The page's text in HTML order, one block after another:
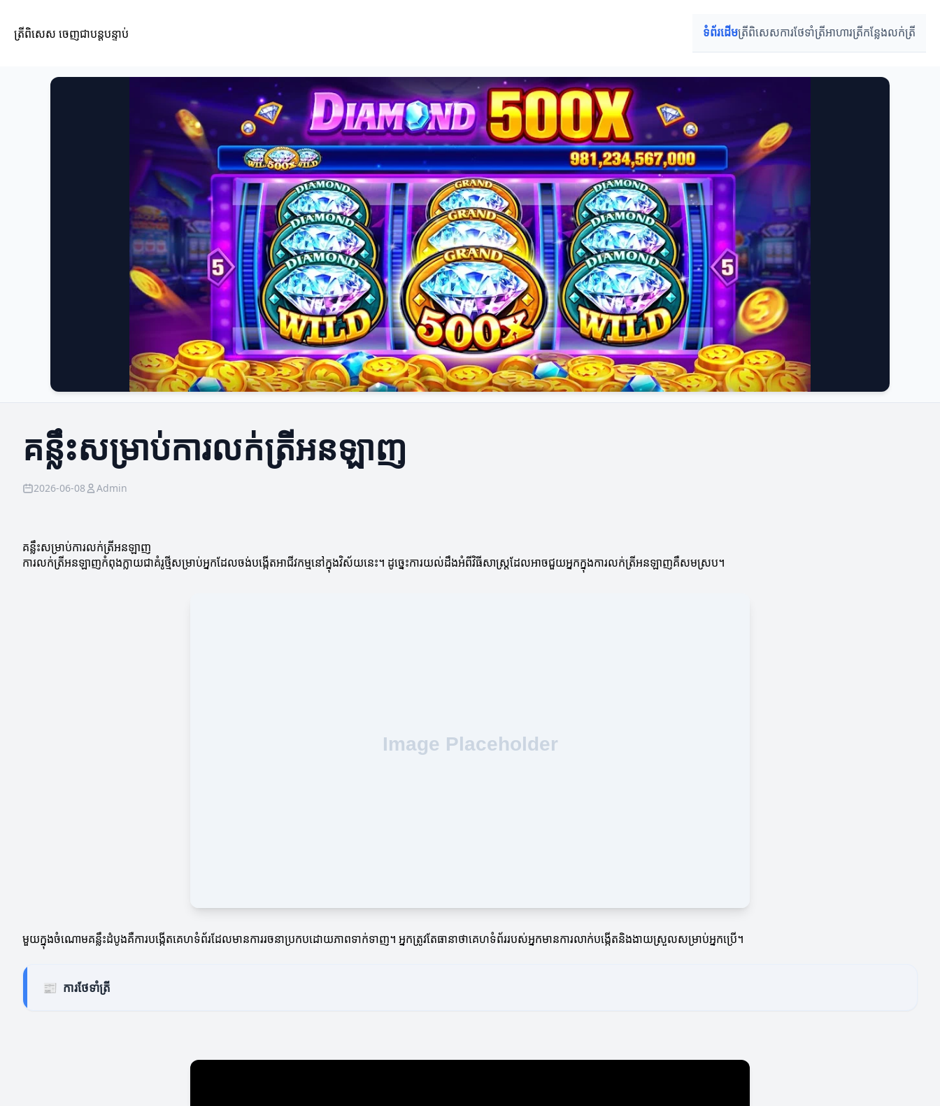
ត្រីពិសេស ចេញជាបន្តបន្ទាប់ ទំព័រដើមត្រីពិសេសការថែទាំត្រីអាហារត្រីកន្លែងលក់ត្រី
គន្លឹះសម្រាប់ការលក់ត្រីអនឡាញ
2026-06-08 Admin
គន្លឹះសម្រាប់ការលក់ត្រីអនឡាញ
ការលក់ត្រីអនឡាញកំពុងក្លាយជាគំរូថ្មីសម្រាប់អ្នកដែលចង់បង្កើតអាជីវកម្មនៅក្នុងវិស័យនេះ។ ដូច្នេះការយល់ដឹងអំពីវិធីសាស្ត្រដែលអាចជួយអ្នកក្នុងការលក់ត្រីអនឡាញគឺសមស្រប។
មួយក្នុងចំណោមគន្លឹះដំបូងគឺការបង្កើតគេហទំព័រដែលមានការរចនាប្រកបដោយភាពទាក់ទាញ។ អ្នកត្រូវតែធានាថាគេហទំព័ររបស់អ្នកមានការលាក់បង្កើតនិងងាយស្រួលសម្រាប់អ្នកប្រើ។
📰 ការថែទាំត្រី